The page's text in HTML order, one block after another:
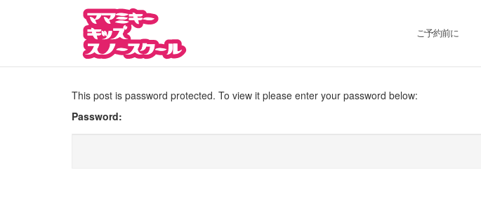
ご予約前に
This post is password protected. To view it please enter your password below:
Password: